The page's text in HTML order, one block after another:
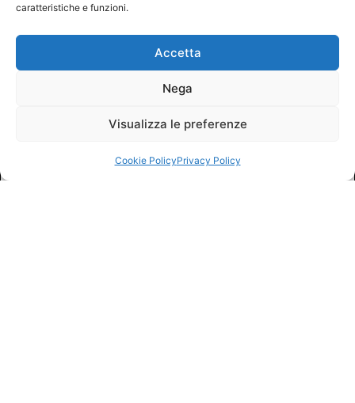
caratteristiche e funzioni.
Accetta
Nega
Visualizza le preferenze
Cookie PolicyPrivacy Policy